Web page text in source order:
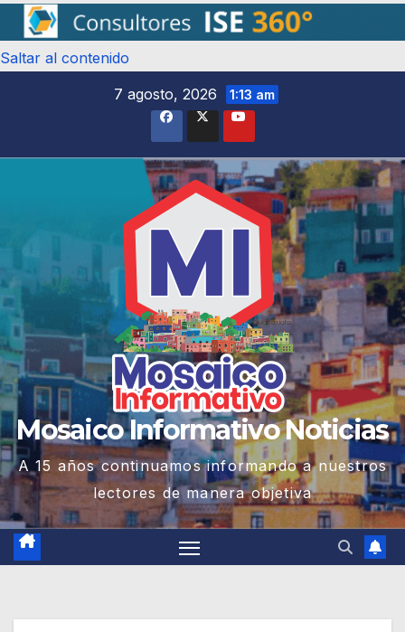
Saltar al contenido
7 agosto, 2026
1:13 am
Mosaico Informativo Noticias
A 15 años continuamos informando a nuestros
lectores de manera objetiva